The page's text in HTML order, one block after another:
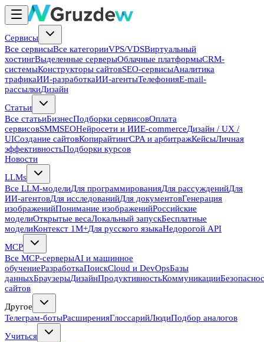
Сервисы
Все сервисыВсе категорииVPS/VDSВиртуальный
хостингВыделенные серверыОблачные платформыCRM-
системыКонструкторы сайтовSEO-сервисыАналитика
трафикаИИ-разработкаИИ-агентыТелефонияE-mail-
рассылкиДизайн
Статьи
Все статьиБизнесПодборки сервисовОплата
сервисовSMMSEOНейросети и ИИE-commerceДизайн / UX /
UIСоздание сайтовКопирайтингCPA и арбитражКейсыЛичная
эффективностьПодборки курсов
Новости
LLMs
Все LLM-моделиДля программированияДля рассужденийДля
ИИ-агентовДля исследованийДля документовГенерация
изображенийПонимание изображенийРоссийские
моделиОткрытые весаЛокальный запускБесплатные
моделиКонтекст 1M+Для русского языкаНедорогой API
MCP
Все MCP-серверыAI и машинное
обучениеРазработкаПоискCloud и DevOpsБазы
данныхБраузерыДизайнПродуктивностьКоммуникации
сайтов
Другое
Телеграм-ботыРасширенияГлоссарийЛюдиПодбор аналогов
Учиться